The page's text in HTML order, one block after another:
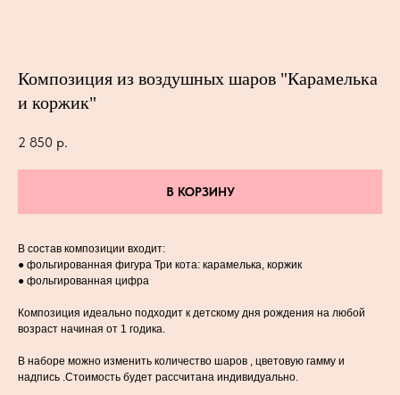
Композиция из воздушных шаров "Карамелька
и коржик"
2 850 р.
В КОРЗИНУ
В состав композиции входит:
● фольгированная фигура Три кота: карамелька, коржик
● фольгированная цифра
Композиция идеально подходит к детскому дня рождения на любой
возраст начиная от 1 годика.
В наборе можно изменить количество шаров , цветовую гамму и
надпись .Стоимость будет рассчитана индивидуально.